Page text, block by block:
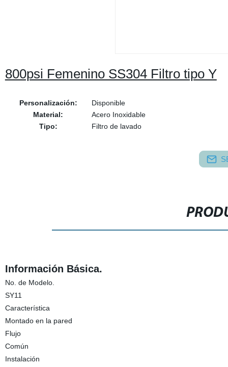
800psi Femenino SS304 Filtro tipo Y
Personalización:
Disponible
Material:
Acero Inoxidable
Tipo:
Filtro de lavado
Información Básica.
No. de Modelo.
SY11
Característica
Montado en la pared
Flujo
Común
Instalación